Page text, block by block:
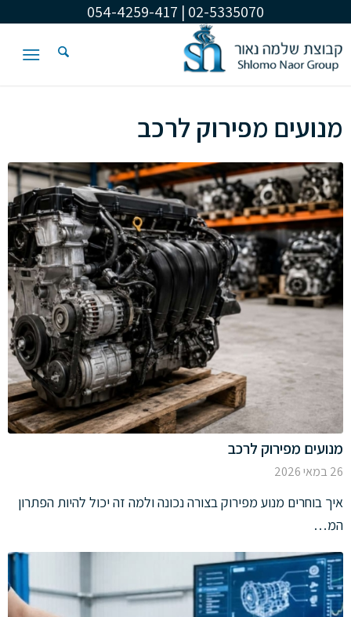
02-5335070 | 054-4259-417
מנועים מפירוק לרכב
מנועים מפירוק לרכב
26 במאי 2026
איך בוחרים מנוע מפירוק בצורה נכונה ולמה זה יכול להיות הפתרון
המ…